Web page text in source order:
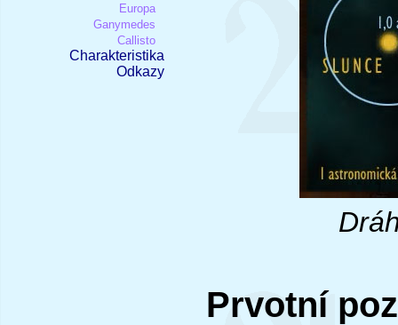
Europa
Ganymedes
Callisto
Charakteristika
Odkazy
Prvotní